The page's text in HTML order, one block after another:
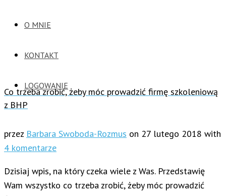
O MNIE
KONTAKT
LOGOWANIE
Co trzeba zrobić, żeby móc prowadzić firmę szkoleniową
z BHP
przez Barbara Swoboda-Rozmus on 27 lutego 2018 with
4 komentarze
Dzisiaj wpis, na który czeka wiele z Was. Przedstawię
Wam wszystko co trzeba zrobić, żeby móc prowadzić